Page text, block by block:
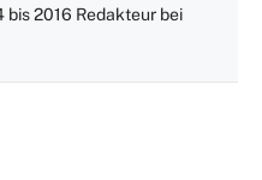
bis 2016 Redakteur bei